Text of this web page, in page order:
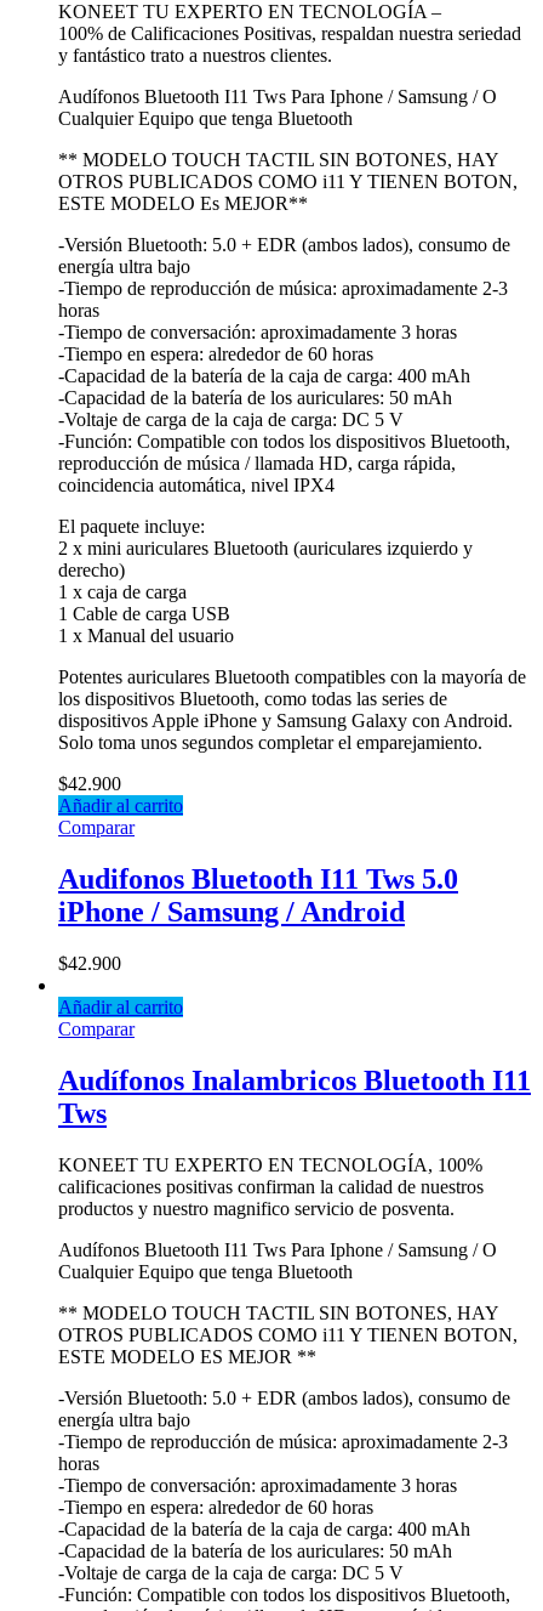
KONEET TU EXPERTO EN TECNOLOGÍA –
100% de Calificaciones Positivas, respaldan nuestra seriedad
y fantástico trato a nuestros clientes.
Audífonos Bluetooth I11 Tws Para Iphone / Samsung / O
Cualquier Equipo que tenga Bluetooth
** MODELO TOUCH TACTIL SIN BOTONES, HAY
OTROS PUBLICADOS COMO i11 Y TIENEN BOTON,
ESTE MODELO Es MEJOR**
-Versión Bluetooth: 5.0 + EDR (ambos lados), consumo de
energía ultra bajo
-Tiempo de reproducción de música: aproximadamente 2-3
horas
-Tiempo de conversación: aproximadamente 3 horas
-Tiempo en espera: alrededor de 60 horas
-Capacidad de la batería de la caja de carga: 400 mAh
-Capacidad de la batería de los auriculares: 50 mAh
-Voltaje de carga de la caja de carga: DC 5 V
-Función: Compatible con todos los dispositivos Bluetooth,
reproducción de música / llamada HD, carga rápida,
coincidencia automática, nivel IPX4
El paquete incluye:
2 x mini auriculares Bluetooth (auriculares izquierdo y
derecho)
1 x caja de carga
1 Cable de carga USB
1 x Manual del usuario
Potentes auriculares Bluetooth compatibles con la mayoría de
los dispositivos Bluetooth, como todas las series de
dispositivos Apple iPhone y Samsung Galaxy con Android.
Solo toma unos segundos completar el emparejamiento.
$42.900
Añadir al carrito
Comparar
Audifonos Bluetooth I11 Tws 5.0
iPhone / Samsung / Android
$42.900
Añadir al carrito
Comparar
Audífonos Inalambricos Bluetooth I11
Tws
KONEET TU EXPERTO EN TECNOLOGÍA, 100%
calificaciones positivas confirman la calidad de nuestros
productos y nuestro magnifico servicio de posventa.
Audífonos Bluetooth I11 Tws Para Iphone / Samsung / O
Cualquier Equipo que tenga Bluetooth
** MODELO TOUCH TACTIL SIN BOTONES, HAY
OTROS PUBLICADOS COMO i11 Y TIENEN BOTON,
ESTE MODELO ES MEJOR **
-Versión Bluetooth: 5.0 + EDR (ambos lados), consumo de
energía ultra bajo
-Tiempo de reproducción de música: aproximadamente 2-3
horas
-Tiempo de conversación: aproximadamente 3 horas
-Tiempo en espera: alrededor de 60 horas
-Capacidad de la batería de la caja de carga: 400 mAh
-Capacidad de la batería de los auriculares: 50 mAh
-Voltaje de carga de la caja de carga: DC 5 V
-Función: Compatible con todos los dispositivos Bluetooth,